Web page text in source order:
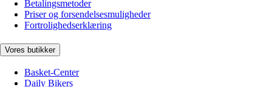
Betalingsmetoder
Priser og forsendelsesmuligheder
Fortrolighedserklæring
Vores butikker
Basket-Center
Daily Bikers